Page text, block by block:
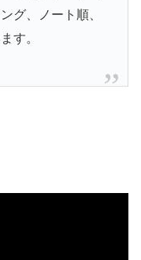
グ、ノート順、
す。